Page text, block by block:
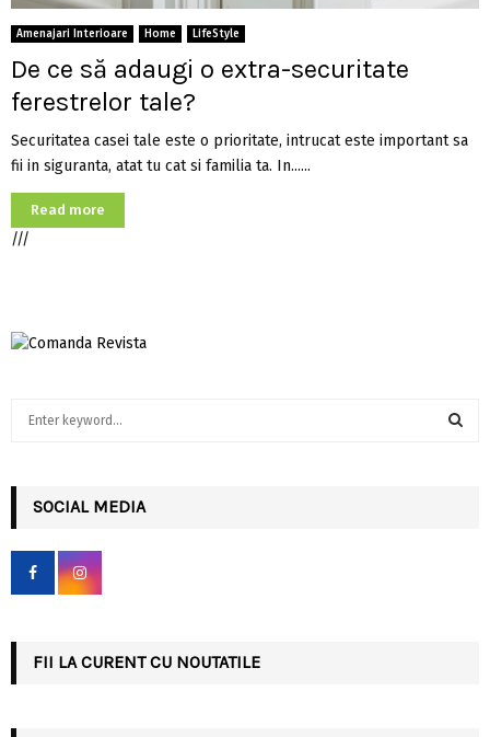
Amenajari Interioare Home LifeStyle
De ce să adaugi o extra-securitate
ferestrelor tale?
Securitatea casei tale este o prioritate, intrucat este important sa
fii in siguranta, atat tu cat si familia ta. In......
Read more
///
h
f
r
SOCIAL MEDIA
FII LA CURENT CU NOUTATILE